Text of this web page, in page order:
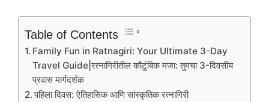
Table of Contents
Family Fun in Ratnagiri: Your Ultimate 3-Day
Travel Guide|रत्नागिरीतील कौटुंबिक मजा: तुमचा 3-दिवसीय
प्रवास मार्गदर्शक
पहिला दिवस: ऐतिहासिक आणि सांस्कृतिक रत्नागिरी